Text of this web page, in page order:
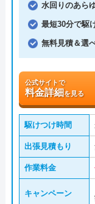
水回りのあら
最短30分で駆
無料見積＆選
公式サイトで
料金詳細を見る
駆けつけ時間
出張見積もり
作業料金
キャンペーン